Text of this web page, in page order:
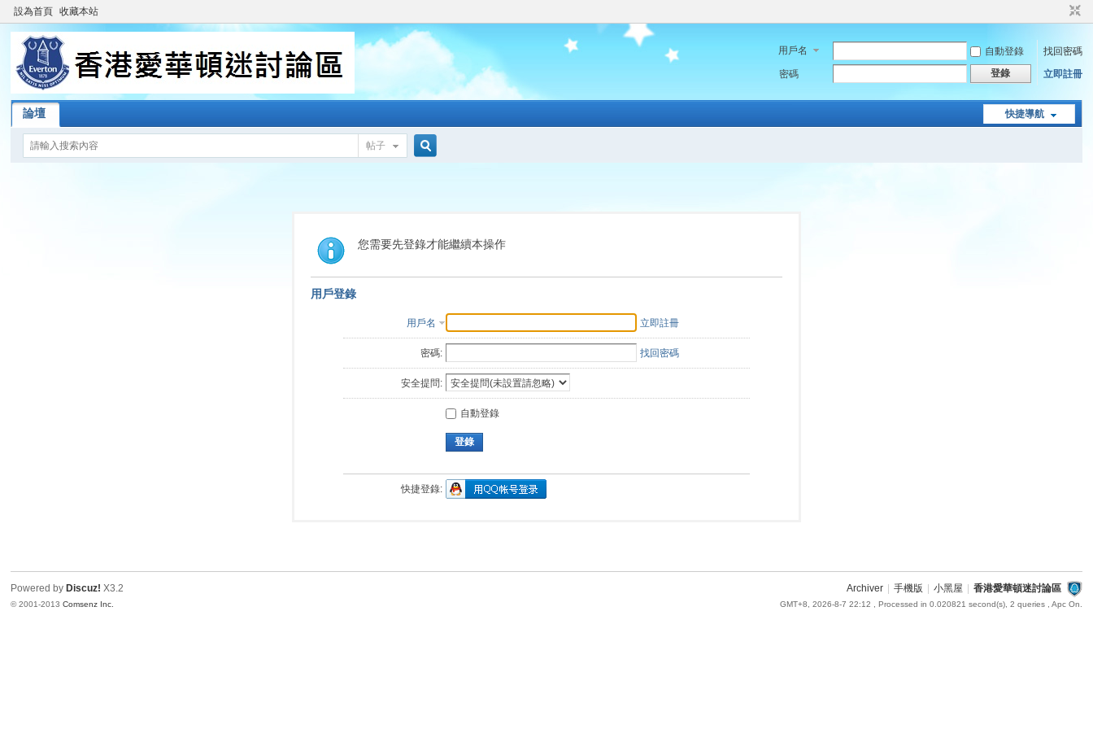
設為首頁 收藏本站
用戶名 自動登錄
找回密碼
密碼
登錄 立即註冊
快捷導航
論壇
帖子
索
您需要先登錄才能繼續本操作
用戶登錄
用戶名 立即註冊
密碼: 找回密碼
安全提問:
自動登錄
登錄
快捷登錄:
Archiver 手機版 小黑屋 香港愛華頓迷討論區
GMT+8, 2026-8-7 22:12 , Processed in 0.020821 second(s), 2 queries , Apc On.
Powered by Discuz! X3.2
© 2001-2013Comsenz Inc.